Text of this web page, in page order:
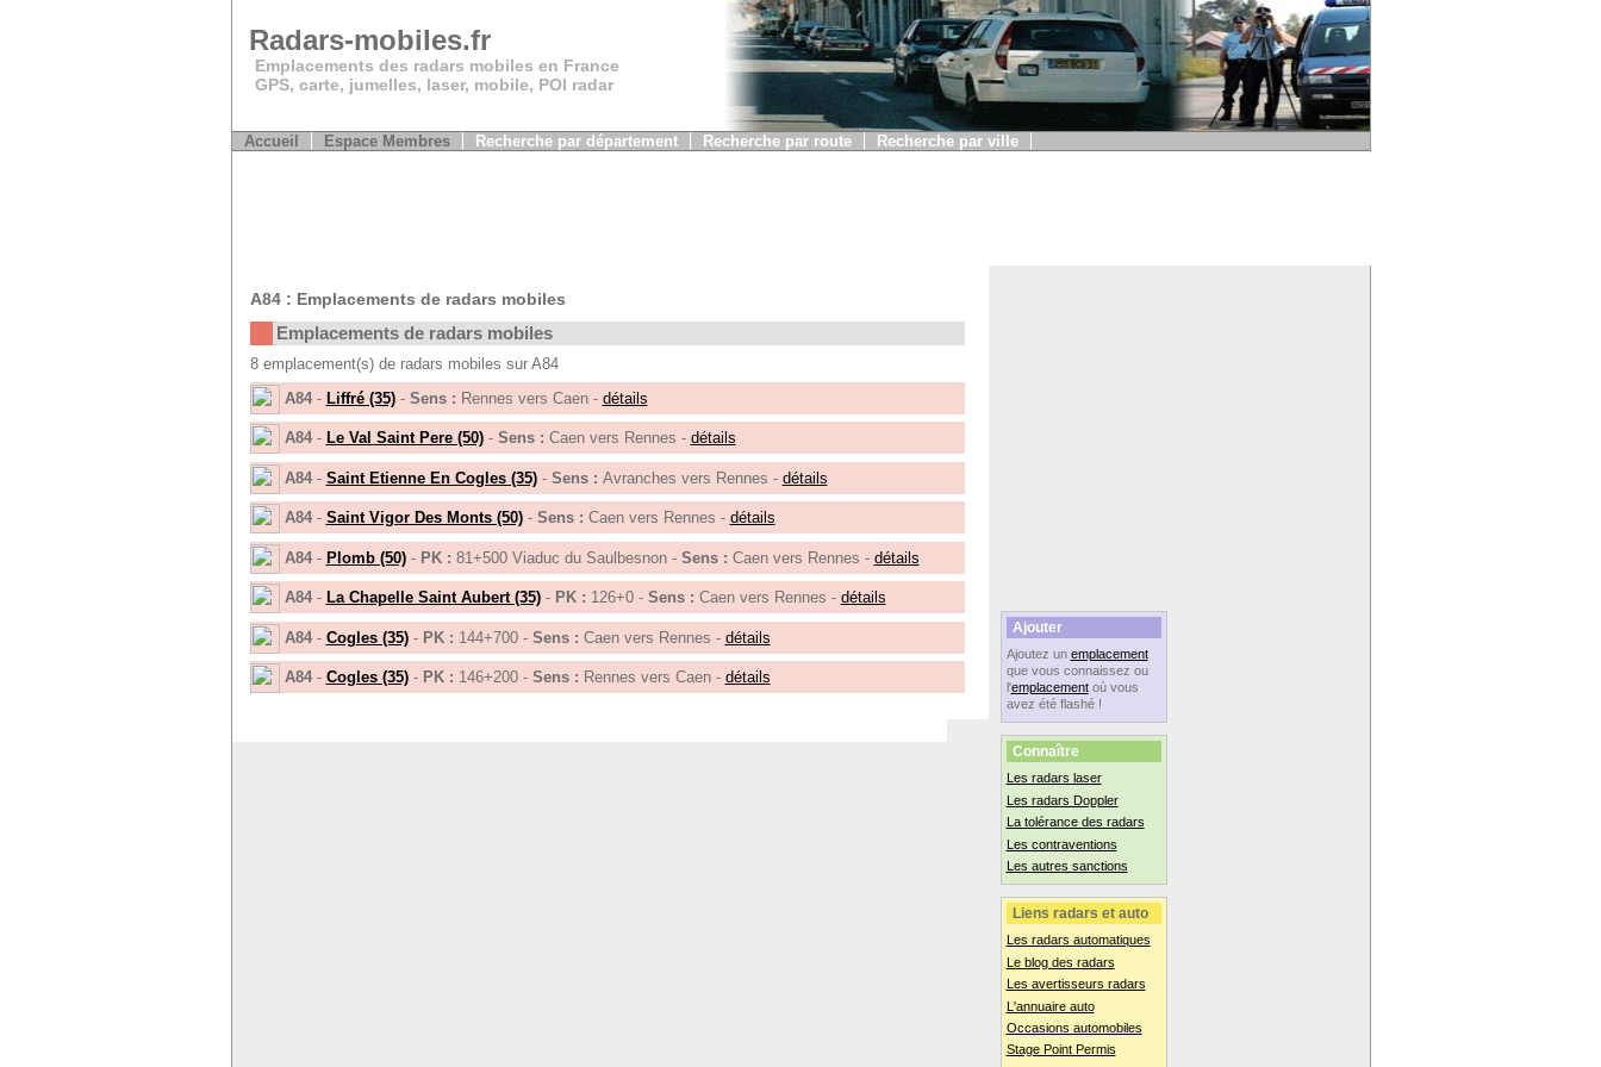
Radars-mobiles.fr
Emplacements des radars mobiles en France
GPS, carte, jumelles, laser, mobile, POI radar
Accueil Espace Membres Recherche par département Recherche par route Recherche par ville
Ajouter
Ajoutez un emplacement
que vous connaissez ou
l'emplacementoù vous
avez été flashé !
Connaître
Les radars laser
Les radars Doppler
La tolérance des radars
Les contraventions
Les autres sanctions
Liens radars et auto
Les radars automatiques
Le blog des radars
Les avertisseurs radars
L'annuaire auto
Occasions automobiles
Stage Point Permis
A84 : Emplacements de radars mobiles
Emplacements de radars mobiles
8 emplacement(s) de radars mobiles sur A84
A84- Liffré (35)- Sens : Rennes vers Caen - détails
A84- Le Val Saint Pere (50)- Sens : Caen vers Rennes - détails
A84- Saint Etienne En Cogles (35)- Sens : Avranches vers Rennes - détails
A84- Saint Vigor Des Monts (50)- Sens : Caen vers Rennes - détails
A84- Plomb (50)- PK : 81+500 Viaduc du Saulbesnon - Sens : Caen vers Rennes - détails
A84- La Chapelle Saint Aubert (35)- PK : 126+0 - Sens : Caen vers Rennes - détails
A84- Cogles (35)- PK : 144+700 - Sens : Caen vers Rennes - détails
A84- Cogles (35)- PK : 146+200 - Sens : Rennes vers Caen - détails